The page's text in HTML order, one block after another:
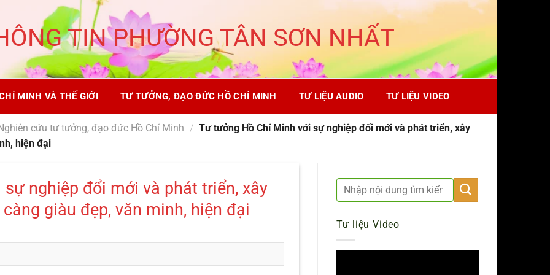
TIN PHƯỜNG TÂN SƠN NHẤT
MINH VÀ THẾ GIỚI TƯ TƯỞNG, ĐẠO ĐỨC HỒ CHÍ MINH TƯ LIỆU AUDIO TƯ LIỆU VIDEO
cứu tư tưởng, đạo đức Hồ Chí Minh / Tư tưởng Hồ Chí Minh với sự nghiệp đổi mới và phát triển, xây
hiện đại
nghiệp đổi mới và phát triển, xây
giàu đẹp, văn minh, hiện đại
Tư liệu Video